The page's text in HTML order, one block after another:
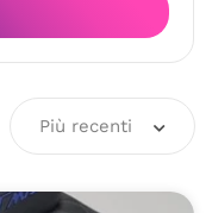
Più recenti